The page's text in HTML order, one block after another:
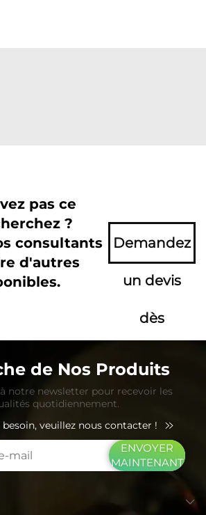
pas ce
?
consultants
d'autres
Demandez
un devis
dès
de Nos Produits
notre newsletter pour recevoir les
quotidiennement.
besoin, veuillez nous contacter !
ENVOYER
MAINTENANT